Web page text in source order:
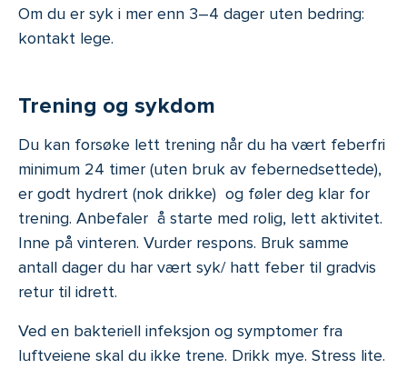
Om du er syk i mer enn 3–4 dager uten bedring:
kontakt lege.
Trening og sykdom
Du kan forsøke lett trening når du ha vært feberfri
minimum 24 timer (uten bruk av febernedsettede),
er godt hydrert (nok drikke) og føler deg klar for
trening. Anbefaler å starte med rolig, lett aktivitet.
Inne på vinteren. Vurder respons. Bruk samme
antall dager du har vært syk/ hatt feber til gradvis
retur til idrett.
Ved en bakteriell infeksjon og symptomer fra
luftveiene skal du ikke trene. Drikk mye. Stress lite.